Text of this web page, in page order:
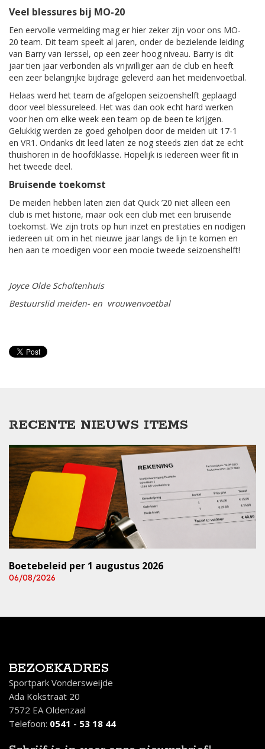
Veel blessures bij MO-20
Een eervolle vermelding mag er hier zeker zijn voor ons MO-
20 team. Dit team speelt al jaren, onder de bezielende leiding
van Barry van Ierssel, op een zeer hoog niveau. Barry is dit
jaar tien jaar verbonden als vrijwilliger aan de club en heeft
een zeer belangrijke bijdrage geleverd aan het meidenvoetbal.
Helaas werd het team de afgelopen seizoenshelft geplaagd
door veel blessureleed. Het was dan ook echt hard werken
voor hen om elke week een team op de been te krijgen.
Gelukkig werden ze goed geholpen door de meiden uit 17-1
en VR1. Ondanks dit leed laten ze nog steeds zien dat ze echt
thuishoren in de hoofdklasse. Hopelijk is iedereen weer fit in
het tweede deel.
Bruisende toekomst
De meiden hebben laten zien dat Quick ’20 niet alleen een
club is met historie, maar ook een club met een bruisende
toekomst. We zijn trots op hun inzet en prestaties en nodigen
iedereen uit om in het nieuwe jaar langs de lijn te komen en
hen aan te moedigen voor een mooie tweede seizoenshelft!
Joyce Olde Scholtenhuis
Bestuurslid meiden- en vrouwenvoetbal
RECENTE NIEUWS ITEMS
Boetebeleid per 1 augustus 2026
06/08/2026
BEZOEKADRES
Sportpark Vondersweijde
Ada Kokstraat 20
7572 EA Oldenzaal
Telefoon: 0541 - 53 18 44